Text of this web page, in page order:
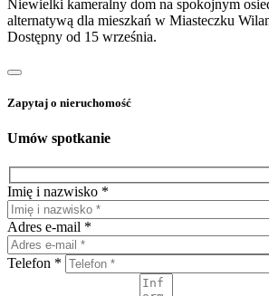
Niewielki kameralny dom na spokojnym
alternatywą dla mieszkań w Miasteczku
Dostępny od 15 września.
Zapytaj o nieruchomość
Umów spotkanie
Imię i nazwisko *
Adres e-mail *
Telefon *